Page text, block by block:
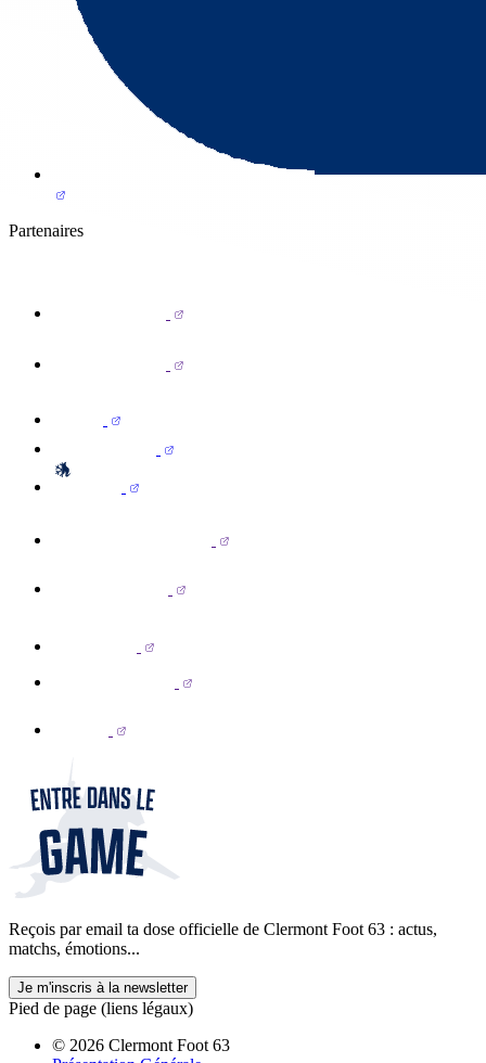
Partenaires
Reçois par email ta dose officielle de Clermont Foot 63 : actus,
matchs, émotions...
Je m'inscris à la newsletter
Pied de page (liens légaux)
© 2026 Clermont Foot 63